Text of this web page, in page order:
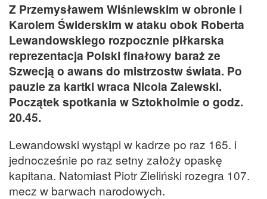
Z Przemysławem Wiśniewskim w obronie i
Karolem Świderskim w ataku obok Roberta
Lewandowskiego rozpocznie piłkarska
reprezentacja Polski finałowy baraż ze
Szwecją o awans do mistrzostw świata. Po
pauzie za kartki wraca Nicola Zalewski.
Początek spotkania w Sztokholmie o godz.
20.45.
Lewandowski wystąpi w kadrze po raz 165. i
jednocześnie po raz setny założy opaskę
kapitana. Natomiast Piotr Zieliński rozegra 107.
mecz w barwach narodowych.